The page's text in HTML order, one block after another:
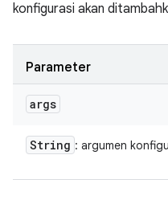
konfigurasi akan
Parameter
args
String : argumen